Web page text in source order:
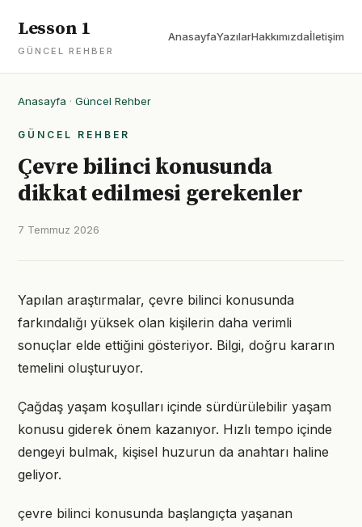
Lesson 1
GÜNCEL REHBER
AnasayfaYazılarHakkımızdaİletişim
Anasayfa · Güncel Rehber
GÜNCEL REHBER
Çevre bilinci konusunda
dikkat edilmesi gerekenler
7 Temmuz 2026
Yapılan araştırmalar, çevre bilinci konusunda
farkındalığı yüksek olan kişilerin daha verimli
sonuçlar elde ettiğini gösteriyor. Bilgi, doğru kararın
temelini oluşturuyor.
Çağdaş yaşam koşulları içinde sürdürülebilir yaşam
konusu giderek önem kazanıyor. Hızlı tempo içinde
dengeyi bulmak, kişisel huzurun da anahtarı haline
geliyor.
çevre bilinci konusunda başlangıçta yaşanan